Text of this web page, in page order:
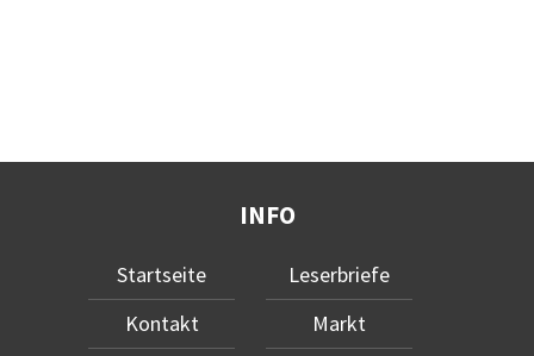
INFO
Startseite
Kontakt
Leserbriefe
Markt